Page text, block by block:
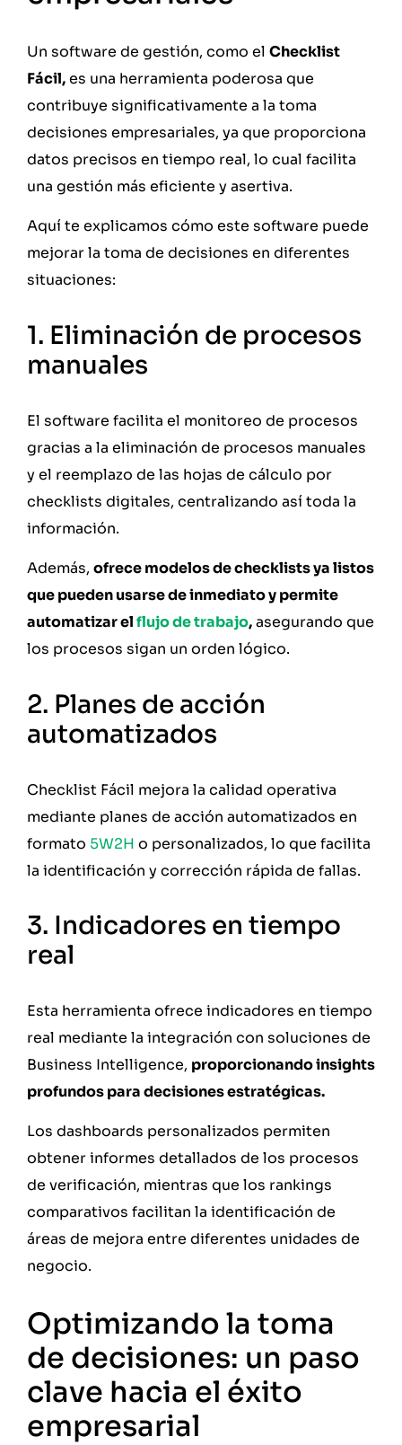
Un software de gestión, como el Checklist
Fácil,es una herramienta poderosa que
contribuye significativamente a la toma
decisiones empresariales, ya que proporciona
datos precisos en tiempo real, lo cual facilita
una gestión más eficiente y asertiva.
Aquí te explicamos cómo este software puede
mejorar la toma de decisiones en diferentes
situaciones:
1. Eliminación de procesos
manuales
El software facilita el monitoreo de procesos
gracias a la eliminación de procesos manuales
y el reemplazo de las hojas de cálculo por
checklists digitales, centralizando así toda la
información.
Además, ofrece modelos de checklists ya listos
que pueden usarse de inmediato y permite
automatizar elflujo de trabajo,asegurando que
los procesos sigan un orden lógico.
2. Planes de acción
automatizados
Checklist Fácil mejora la calidad operativa
mediante planes de acción automatizados en
formato 5W2H o personalizados, lo que facilita
la identificación y corrección rápida de fallas.
3. Indicadores en tiempo
real
Esta herramienta ofrece indicadores en tiempo
real mediante la integración con soluciones de
Business Intelligence, proporcionando insights
profundos para decisiones estratégicas.
Los dashboards personalizados permiten
obtener informes detallados de los procesos
de verificación, mientras que los rankings
comparativos facilitan la identificación de
áreas de mejora entre diferentes unidades de
negocio.
Optimizando la toma
de decisiones: un paso
clave hacia el éxito
empresarial